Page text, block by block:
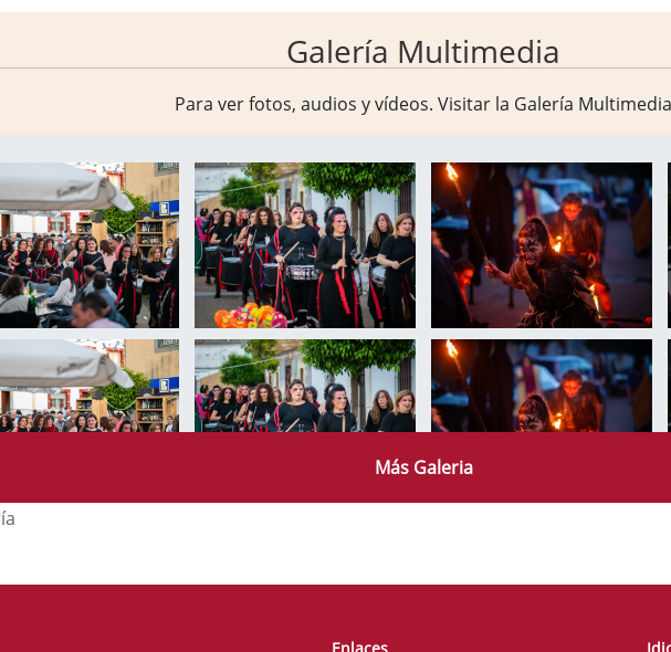
Galería Multimedia
Para ver fotos, audios y vídeos. Visitar la Galería Multimedia
Más Galeria